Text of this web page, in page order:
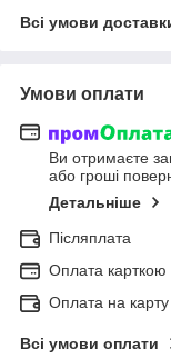
Всі умови
Умови оплати
Ви отримаєте
або гроші
Детальніше
Післяплата
Оплата
Оплата на карту
Всі умови оплати